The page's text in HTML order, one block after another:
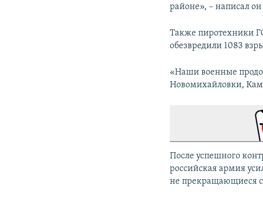
районе», – написал
Также пиротехники
обезвредили 1083
«Наши военные
Новомихайловки,
После успешного
российская армия
не прекращающиеся с